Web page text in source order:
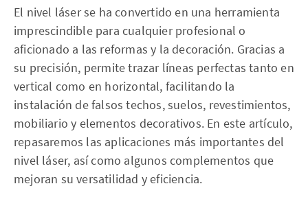
El nivel láser se ha convertido en una herramienta
imprescindible para cualquier profesional o
aficionado a las reformas y la decoración. Gracias a
su precisión, permite trazar líneas perfectas tanto en
vertical como en horizontal, facilitando la
instalación de falsos techos, suelos, revestimientos,
mobiliario y elementos decorativos. En este artículo,
repasaremos las aplicaciones más importantes del
nivel láser, así como algunos complementos que
mejoran su versatilidad y eficiencia.